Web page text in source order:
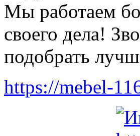
Мы работаем
своего дела!
подобрать
https://mebel-